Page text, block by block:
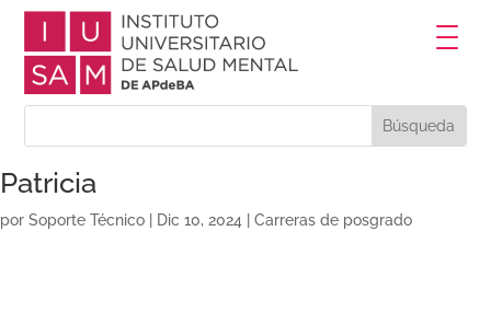
Patricia
por Soporte Técnico Dic 10, 2024 Carreras de posgrado